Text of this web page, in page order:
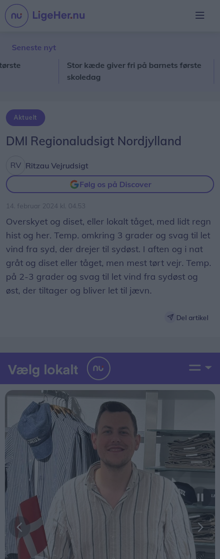
Seneste nyt
Stor kæde giver fri på barnets første
skoledag
Aktuelt
DMI Regionaludsigt Nordjylland
Ritzau Vejrudsigt
Følg os på Discover
14. februar 2024 kl. 04.53
Overskyet og diset, eller lokalt tåget, med lidt regn
hist og her. Temp. omkring 3 grader og svag til let
vind fra syd, der drejer til sydøst. I aften og i nat
gråt og diset eller tåget, men mest tørt vejr. Temp.
på 2-3 grader og svag til let vind fra sydøst og
øst, der tiltager og bliver let til jævn.
Del artikel